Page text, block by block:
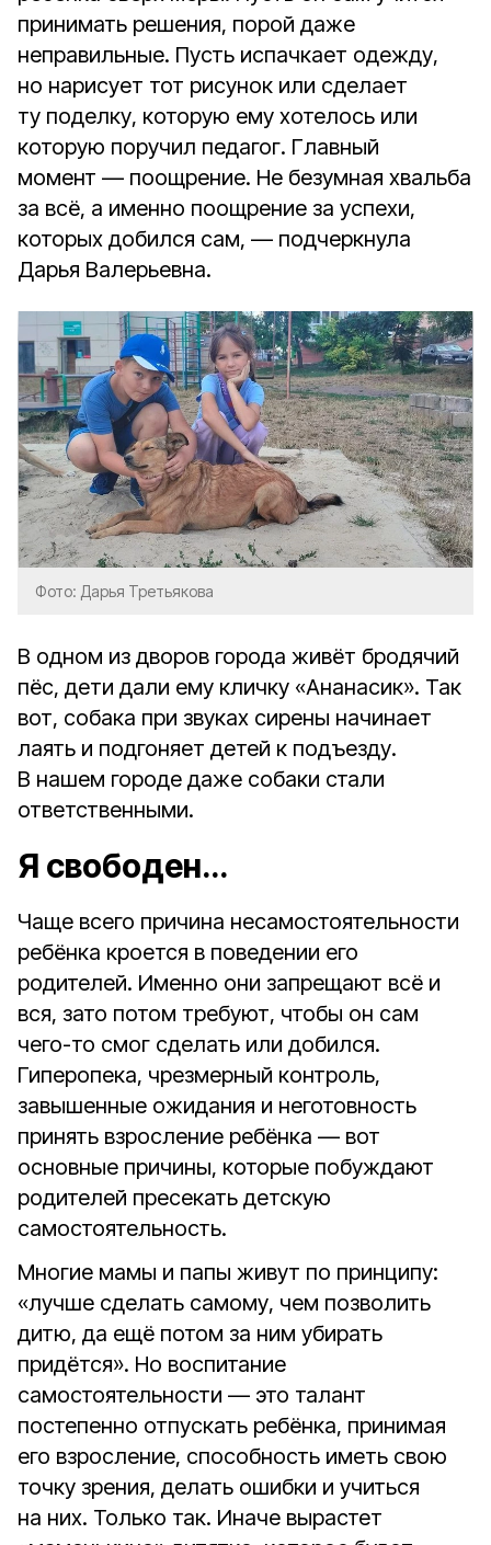
принимать решения, порой даже
неправильные. Пусть испачкает одежду,
но нарисует тот рисунок или сделает
ту поделку, которую ему хотелось или
которую поручил педагог. Главный
момент — поощрение. Не безумная хвальба
за всё, а именно поощрение за успехи,
которых добился сам, — подчеркнула
Дарья Валерьевна.
Фото: Дарья Третьякова
В одном из дворов города живёт бродячий
пёс, дети дали ему кличку «Ананасик». Так
вот, собака при звуках сирены начинает
лаять и подгоняет детей к подъезду.
В нашем городе даже собаки стали
ответственными.
Я свободен…
Чаще всего причина несамостоятельности
ребёнка кроется в поведении его
родителей. Именно они запрещают всё и
вся, зато потом требуют, чтобы он сам
чего-то смог сделать или добился.
Гиперопека, чрезмерный контроль,
завышенные ожидания и неготовность
принять взросление ребёнка — вот
основные причины, которые побуждают
родителей пресекать детскую
самостоятельность.
Многие мамы и папы живут по принципу:
«лучше сделать самому, чем позволить
дитю, да ещё потом за ним убирать
придётся». Но воспитание
самостоятельности — это талант
постепенно отпускать ребёнка, принимая
его взросление, способность иметь свою
точку зрения, делать ошибки и учиться
на них. Только так. Иначе вырастет